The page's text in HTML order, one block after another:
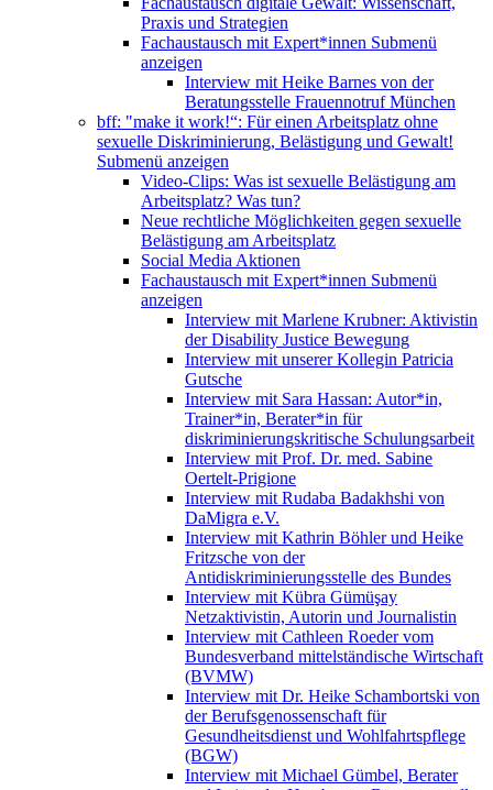
Praxis und Strategien
Fachaustausch mit Expert*innen Submenü
anzeigen
Interview mit Heike Barnes von der
Beratungsstelle Frauennotruf München
bff: "make it work!“: Für einen Arbeitsplatz ohne
sexuelle Diskriminierung, Belästigung und Gewalt!
Submenü anzeigen
Video-Clips: Was ist sexuelle Belästigung am
Arbeitsplatz? Was tun?
Neue rechtliche Möglichkeiten gegen sexuelle
Belästigung am Arbeitsplatz
Social Media Aktionen
Fachaustausch mit Expert*innen Submenü
anzeigen
Interview mit Marlene Krubner: Aktivistin
der Disability Justice Bewegung
Interview mit unserer Kollegin Patricia
Gutsche
Interview mit Sara Hassan: Autor*in,
Trainer*in, Berater*in für
diskriminierungskritische Schulungsarbeit
Interview mit Prof. Dr. med. Sabine
Oertelt-Prigione
Interview mit Rudaba Badakhshi von
DaMigra e.V.
Interview mit Kathrin Böhler und Heike
Fritzsche von der
Antidiskriminierungsstelle des Bundes
Interview mit Kübra Gümüşay
Netzaktivistin, Autorin und Journalistin
Interview mit Cathleen Roeder vom
Bundesverband mittelständische Wirtschaft
(BVMW)
Interview mit Dr. Heike Schambortski von
der Berufsgenossenschaft für
Gesundheitsdienst und Wohlfahrtspflege
(BGW)
Interview mit Michael Gümbel, Berater